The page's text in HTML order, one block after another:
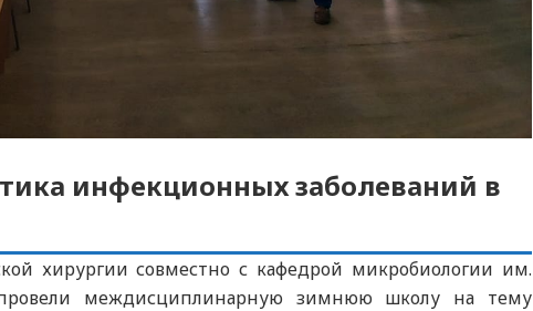
инфекционных заболеваний в
хирургии совместно с кафедрой микробиологии им.
междисциплинарную зимнюю школу на тему